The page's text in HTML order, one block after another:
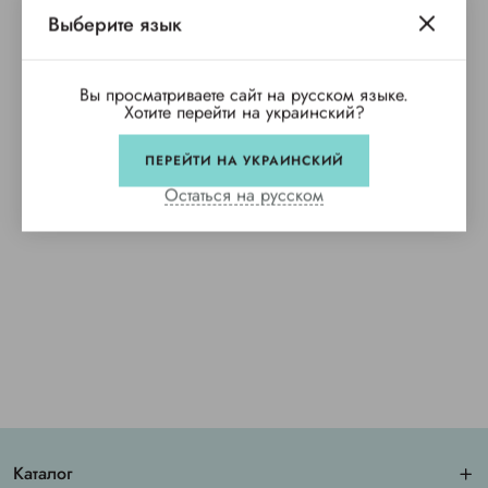
Выберите язык
Вы просматриваете сайт на русском языке.
Хотите перейти на украинский?
ПЕРЕЙТИ НА УКРАИНСКИЙ
Остаться на русском
Каталог